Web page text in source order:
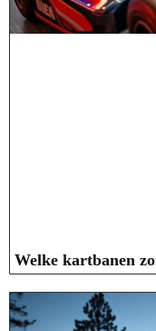
Welke kartbanen